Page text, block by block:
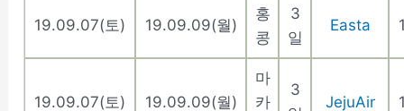
19.09.07(토) 19.09.09(월)
홍
콩
3
일
Easta
19.09.07(토) 19.09.09(월)
마
카
3
JejuAir